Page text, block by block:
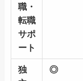
職・
転職
サポ
ート
独
◎